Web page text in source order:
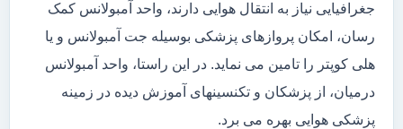
جغرافیایی نیاز به انتقال هوایی دارند، واحد آمبولانس کمک
رسان، امکان پروازهای پزشکی بوسیله جت آمبولانس و یا
هلی کوپتر را تامین می نماید. در این راستا، واحد آمبولانس
درمیان، از پزشکان و تکنسینهای آموزش دیده در زمینه
پزشکی هوایی بهره می برد.